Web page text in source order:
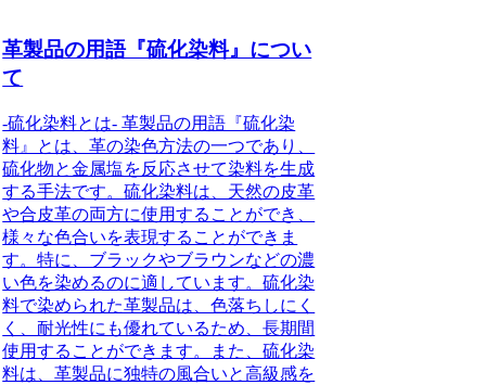
革製品の用語『硫化染料』につい
て
-硫化染料とは- 革製品の用語『硫化染
料』とは、革の染色方法の一つであり、
硫化物と金属塩を反応させて染料を生成
する手法です。硫化染料は、天然の皮革
や合皮革の両方に使用することができ、
様々な色合いを表現することができま
す。特に、ブラックやブラウンなどの濃
い色を染めるのに適しています。硫化染
料で染められた革製品は、色落ちしにく
く、耐光性にも優れているため、長期間
使用することができます。また、硫化染
料は、革製品に独特の風合いと高級感を